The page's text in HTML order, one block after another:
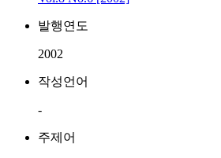
발행연도
2002
작성언어
-
주제어